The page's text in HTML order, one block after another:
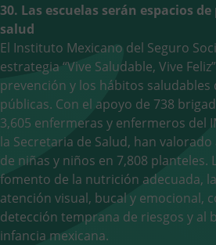
30. Las escuelas serán espacios
salud
El Instituto Mexicano del Seguro
estrategia “Vive Saludable, Vive
prevención y los hábitos saludables
públicas. Con el apoyo de 738
3,605 enfermeras y enfermeros del
la Secretaria de Salud, han
de niñas y niños en 7,808 planteles.
fomento de la nutrición adecuada,
atención visual, bucal y emocional,
detección temprana de riesgos y al
infancia mexicana.